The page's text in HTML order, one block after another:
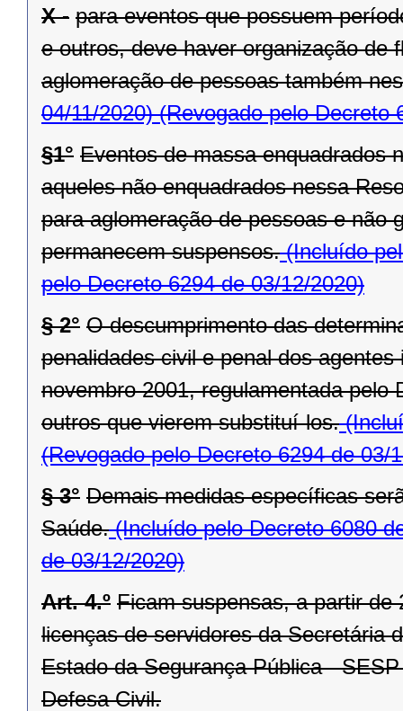
X - para eventos que possuem
e outros, deve haver organização de
aglomeração de pessoas também
04/11/2020)(Revogado pelo Decreto
§1° Eventos de massa enquadrados
aqueles não enquadrados nessa
para aglomeração de pessoas e não
permanecem suspensos.(Incluído
pelo Decreto 6294 de 03/12/2020)
§ 2° O descumprimento das
penalidades civil e penal dos
novembro 2001, regulamentada pelo
outros que vierem substituí-los.
(Revogado pelo Decreto 6294 de 03/
§ 3° Demais medidas específicas
Saúde.(Incluído pelo Decreto 6080
de 03/12/2020)
Art. 4.º Ficam suspensas, a partir de
licenças de servidores da Secretária
Estado da Segurança Pública -
Defesa Civil.